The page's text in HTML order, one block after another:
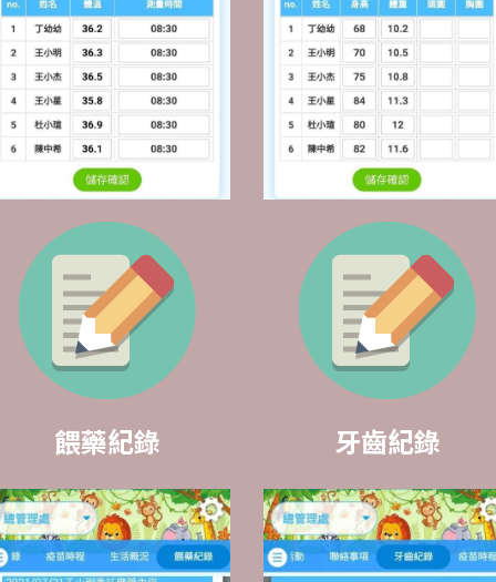
餵藥紀錄 牙齒紀錄